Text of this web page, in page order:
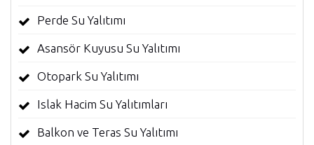
Perde Su Yalıtımı
Asansör Kuyusu Su Yalıtımı
Otopark Su Yalıtımı
Islak Hacim Su Yalıtımları
Balkon ve Teras Su Yalıtımı